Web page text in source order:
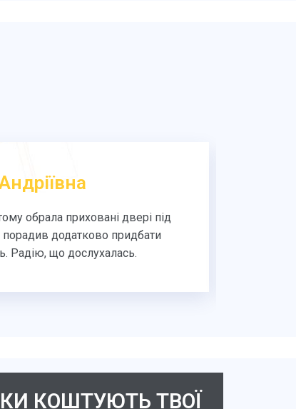
обрала приховані двері під
додатково придбати
Радію, що дослухалась.
КОШТУЮТЬ ТВОЇ